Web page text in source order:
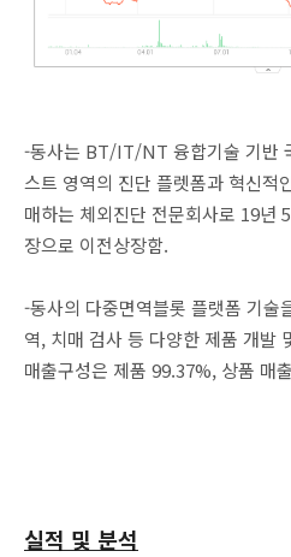
-동사는 BT/IT/NT 융합기술 기반
스트 영역의 진단 플렛폼과 혁신적
매하는 체외진단 전문회사로 19년
장으로 이전상장함.
-동사의 다중면역블롯 플랫폼 기술
역, 치매 검사 등 다양한 제품 개발
매출구성은 제품 99.37%, 상품 매
실적 및 분석